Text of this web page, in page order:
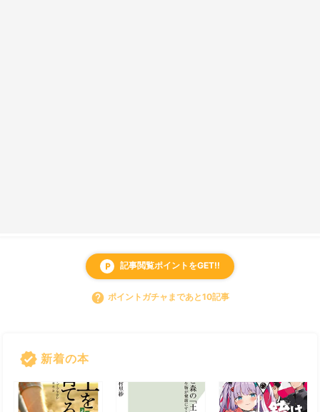
local_parking 記事閲覧ポイントをGET!!
help ポイントガチャまであと10記事
verified 新着の本